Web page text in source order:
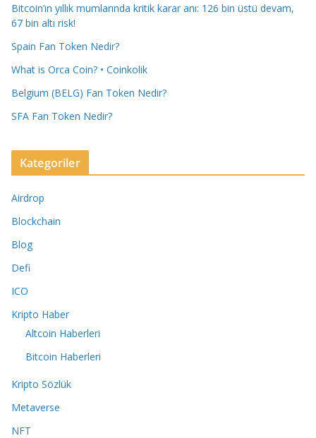
Bitcoin’ın yıllık mumlarında kritik karar anı: 126 bin üstü devam,
67 bin altı risk!
Spain Fan Token Nedir?
What is Orca Coin? • Coinkolik
Belgium (BELG) Fan Token Nedir?
SFA Fan Token Nedir?
Kategoriler
Airdrop
Blockchain
Blog
Defi
ICO
Kripto Haber
Altcoin Haberleri
Bitcoin Haberleri
Kripto Sözlük
Metaverse
NFT